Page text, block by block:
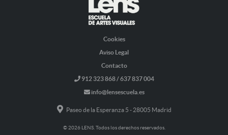
Cookies
Aviso Legal
Contacto
912 323 868 / 637 837 004
info@lensescuela.es
Paseo de la Esperanza 5 - 28005 Madrid
© 2026 LENS. Todos los derechos reservados.